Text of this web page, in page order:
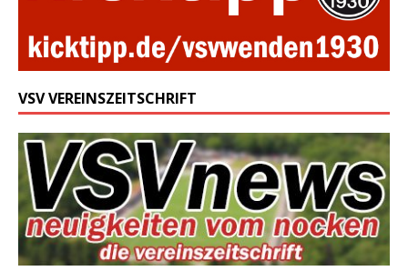
VSV VEREINSZEITSCHRIFT